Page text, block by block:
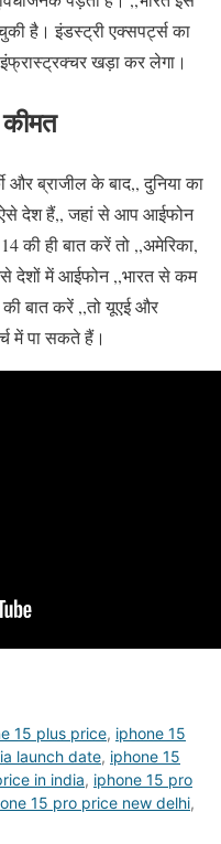
है। इंडस्ट्री एक्सपर्ट्स का
खड़ा कर लेगा।
ब्राजील के बाद,, दुनिया का
ऐसे देश हैं,, जहां से आप आईफोन
की ही बात करें तो ,,अमेरिका,
देशों में आईफोन ,,भारत से कम
बात करें ,,तो यूएई और
में पा सकते हैं।
15 plus price, iphone 15
launch date, iphone 15
in india, iphone 15 pro
15 pro price new delhi,